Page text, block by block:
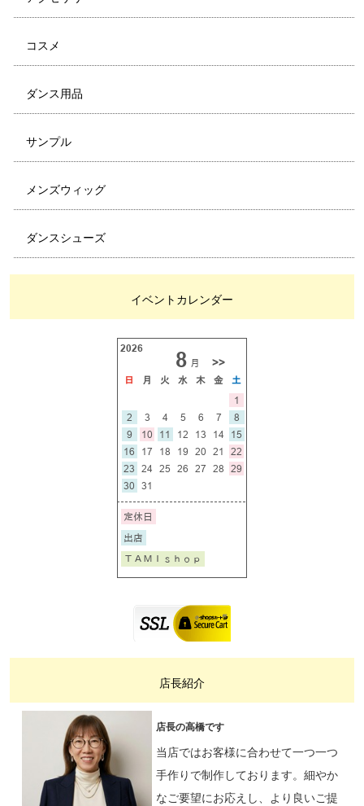
コスメ
ダンス用品
サンプル
メンズウィッグ
ダンスシューズ
イベントカレンダー
店長紹介
店長の高橋です
当店ではお客様に合わせて一つ一つ
手作りで制作しております。細やか
なご要望にお応えし、より良いご提